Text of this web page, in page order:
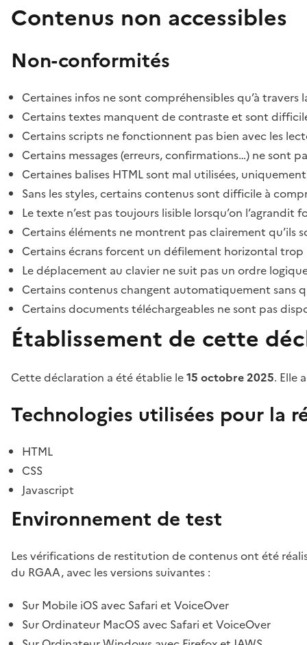
Contenus non accessibles
Non-conformités
Certaines infos ne sont compréhensibles qu’à travers
Certains textes manquent de contraste et sont
Certains scripts ne fonctionnent pas bien avec les
Certains messages (erreurs, confirmations…) ne sont
Certaines balises HTML sont mal utilisées,
Sans les styles, certains contenus sont difficile à
Le texte n’est pas toujours lisible lorsqu’on l’agrandit
Certains éléments ne montrent pas clairement qu’ils
Certains écrans forcent un défilement horizontal
Le déplacement au clavier ne suit pas un ordre
Certains contenus changent automatiquement sans
Certains documents téléchargeables ne sont pas
Établissement de cette
Cette déclaration a été établie le15 octobre 2025. Elle
Technologies utilisées pour la
HTML
CSS
Javascript
Environnement de test
Les vérifications de restitution de contenus ont été
du RGAA, avec les versions suivantes :
Sur Mobile iOS avec Safari et VoiceOver
Sur Ordinateur MacOS avec Safari et VoiceOver